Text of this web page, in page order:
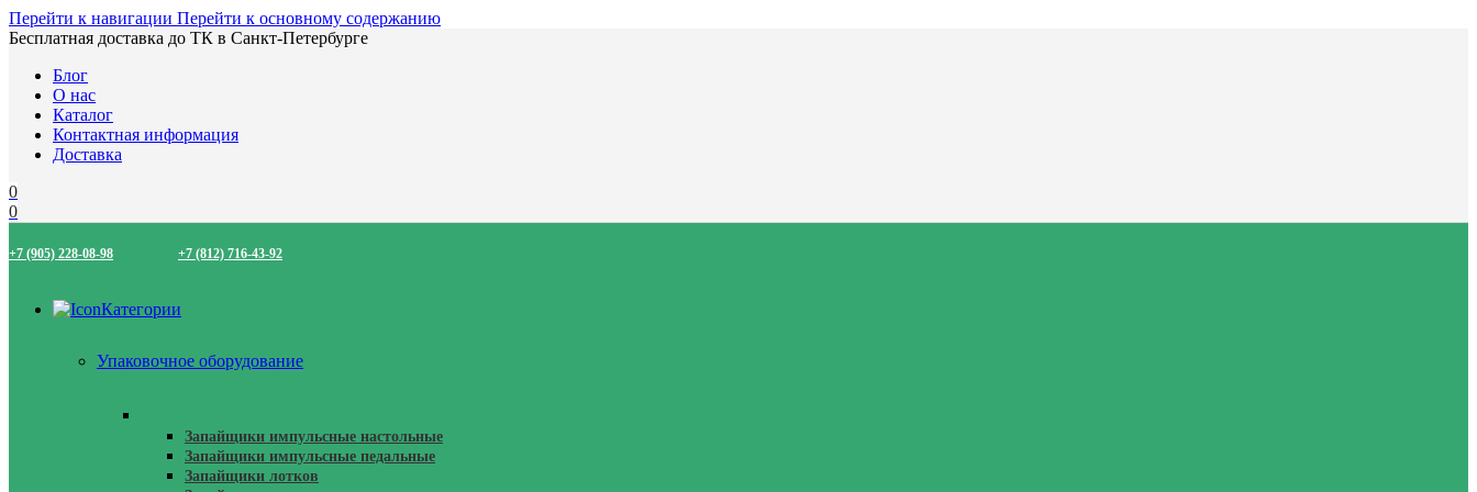
Перейти к навигации Перейти к основному содержанию
Бесплатная доставка до ТК в Санкт-Петербурге
Блог
О нас
Каталог
Контактная информация
Доставка
0
0
+7 (905) 228-08-98 +7 (812) 716-43-92
Категории
Упаковочное оборудование
Запайщики импульсные настольные
Запайщики импульсные педальные
Запайщики лотков